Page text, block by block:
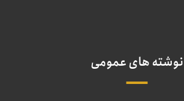
نوشته های عمومی